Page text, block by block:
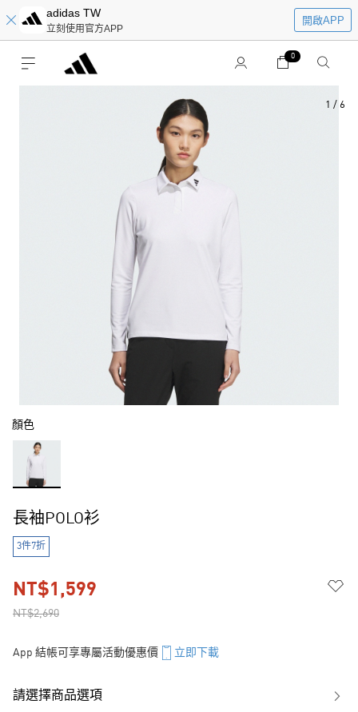
adidas TW
立刻使用官方APP
開啟APP
0
1 / 6
顏色
長袖POLO衫
3件7折
NT$2,690
NT$1,599
App 結帳可享專屬活動優惠價 立即下載
請選擇商品選項